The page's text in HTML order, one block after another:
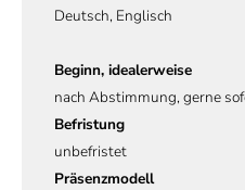
Deutsch, Englisch
Beginn, idealerweise
nach Abstimmung, gerne
Befristung
unbefristet
Präsenzmodell